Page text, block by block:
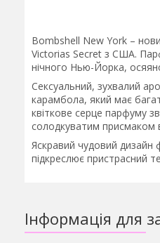
Bombshell New York –
Victorias Secret з США.
нічного Нью-Йорка,
Сексуальний, зухвалий
карамбола, який має
квіткове серце парфуму
солодкуватим присмаком
Яскравий чудовий
підкреслює пристрасний
Інформація для